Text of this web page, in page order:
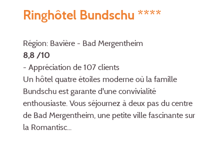
Ringhôtel Bundschu ****
Région: Bavière - Bad Mergentheim
8,8 /10
- Appréciation de 107 clients
Un hôtel quatre étoiles moderne où la famille
Bundschu est garante d'une convivialité
enthousiaste. Vous séjournez à deux pas du centre
de Bad Mergentheim, une petite ville fascinante sur
la Romantisc...